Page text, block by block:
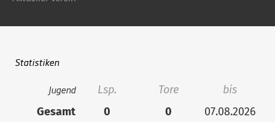
Statistiken
Jugend Lsp. Tore
bis
Gesamt
0 0 07.08.2026